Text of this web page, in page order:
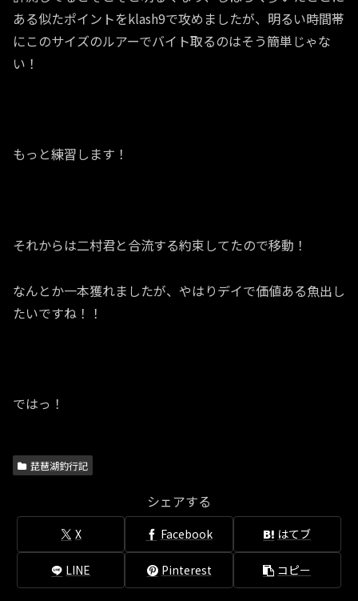
ある似たポイントをklash9で攻めましたが、明るい時間帯
にこのサイズのルアーでバイト取るのはそう簡単じゃな
い！
もっと練習します！
それからは二村君と合流する約束してたので移動！
なんとか一本獲れましたが、やはりデイで価値ある魚出し
たいですね！！
ではっ！
琵琶湖釣行記
シェアする
X Facebook はてブ
LINE Pinterest コピー